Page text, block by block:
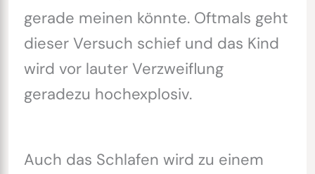
gerade meinen könnte. Oftmals geht
dieser Versuch schief und das Kind
wird vor lauter Verzweiflung
geradezu hochexplosiv.
Auch das Schlafen wird zu einem